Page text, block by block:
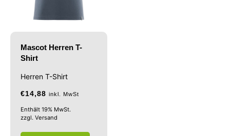
Mascot Herren T-
Shirt
Herren T-Shirt
€14,88 inkl. MwSt
Enthält 19% MwSt.
zzgl. Versand